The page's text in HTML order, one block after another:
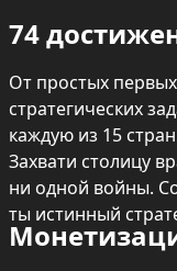
74
От простых
стратегических
каждую из 15
Захвати столицу
ни одной войны.
ты истинный